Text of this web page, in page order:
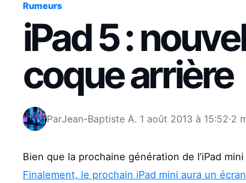
Rumeurs
iPad 5 :
coque arrière
ParJean-Baptiste A. 1 août 2013 à 15:52·2
Bien que la prochaine génération de l’iPad
Finalement, le prochain iPad mini aura un